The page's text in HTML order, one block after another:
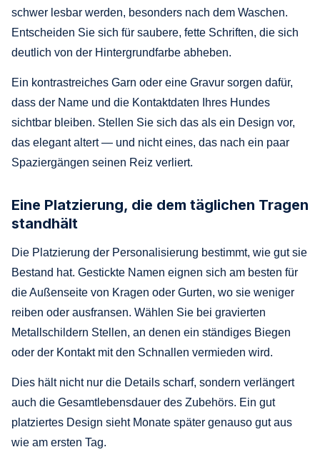
schwer lesbar werden, besonders nach dem Waschen.
Entscheiden Sie sich für saubere, fette Schriften, die sich
deutlich von der Hintergrundfarbe abheben.
Ein kontrastreiches Garn oder eine Gravur sorgen dafür,
dass der Name und die Kontaktdaten Ihres Hundes
sichtbar bleiben. Stellen Sie sich das als ein Design vor,
das elegant altert — und nicht eines, das nach ein paar
Spaziergängen seinen Reiz verliert.
Eine Platzierung, die dem täglichen Tragen
standhält
Die Platzierung der Personalisierung bestimmt, wie gut sie
Bestand hat. Gestickte Namen eignen sich am besten für
die Außenseite von Kragen oder Gurten, wo sie weniger
reiben oder ausfransen. Wählen Sie bei gravierten
Metallschildern Stellen, an denen ein ständiges Biegen
oder der Kontakt mit den Schnallen vermieden wird.
Dies hält nicht nur die Details scharf, sondern verlängert
auch die Gesamtlebensdauer des Zubehörs. Ein gut
platziertes Design sieht Monate später genauso gut aus
wie am ersten Tag.